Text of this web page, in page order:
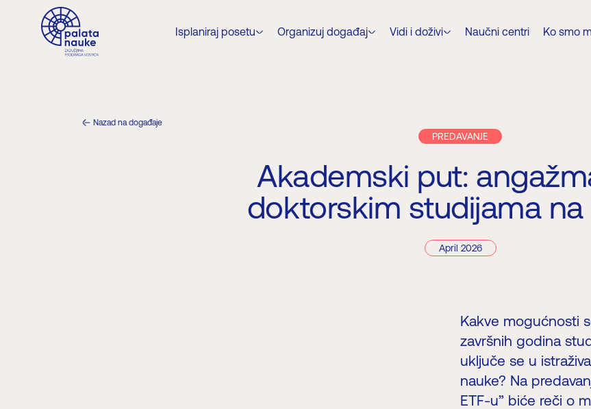
Isplaniraj posetu Organizuj događaj Vidi i doživi Naučni centri Ko smo
Nazad na događaje
PREDAVANJE
Akademski put:
doktorskim studijama na
April 2026
Kakve mogućnosti
završnih godina
uključe se u
nauke? Na
ETF-u” biće reči o